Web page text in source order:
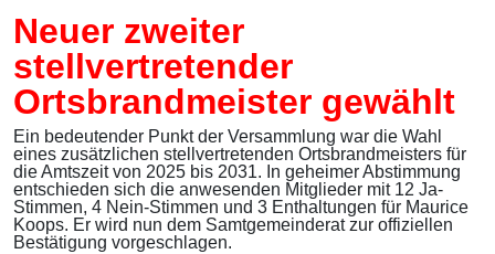
Neuer zweiter
stellvertretender
Ortsbrandmeister gewählt
Ein bedeutender Punkt der Versammlung war die Wahl
eines zusätzlichen stellvertretenden Ortsbrandmeisters für
die Amtszeit von 2025 bis 2031. In geheimer Abstimmung
entschieden sich die anwesenden Mitglieder mit 12 Ja-
Stimmen, 4 Nein-Stimmen und 3 Enthaltungen für Maurice
Koops. Er wird nun dem Samtgemeinderat zur offiziellen
Bestätigung vorgeschlagen.